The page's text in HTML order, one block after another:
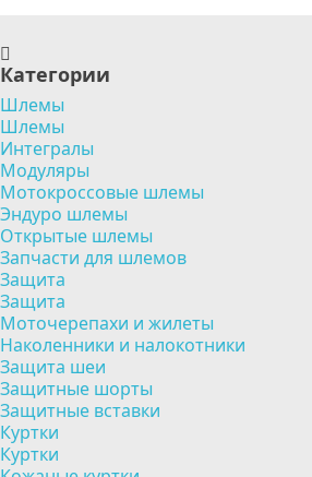
Категории
Шлемы
Шлемы
Интегралы
Модуляры
Мотокроссовые шлемы
Эндуро шлемы
Открытые шлемы
Запчасти для шлемов
Защита
Защита
Моточерепахи и жилеты
Наколенники и налокотники
Защита шеи
Защитные шорты
Защитные вставки
Куртки
Куртки